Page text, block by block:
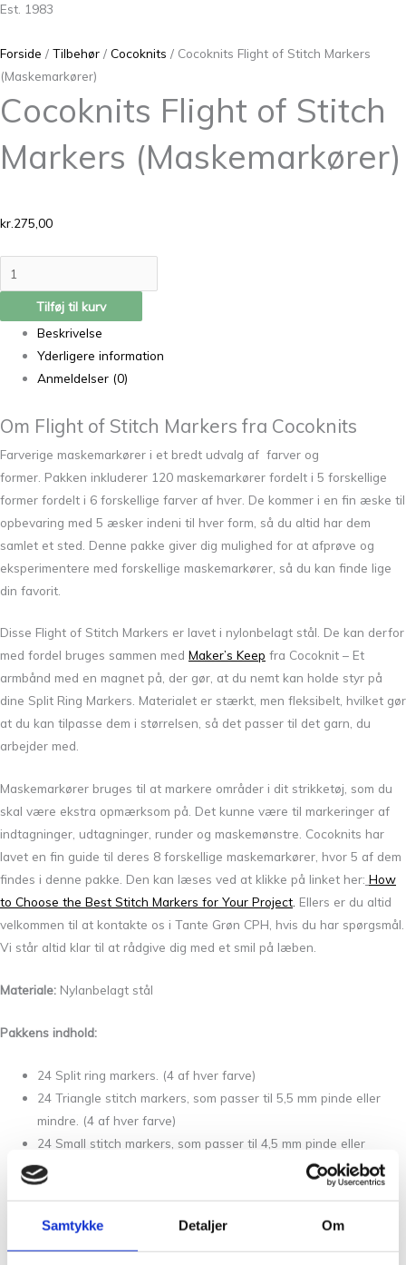
Samtykke Detaljer Om
Est. 1983
Forside / Tilbehør / Cocoknits / Cocoknits Flight of Stitch Markers
(Maskemarkører)
Cocoknits Flight of Stitch
Markers (Maskemarkører)
kr. 275,00
Tilføj til kurv
Beskrivelse
Yderligere information
Anmeldelser (0)
Om Flight of Stitch Markers fra Cocoknits
Farverige maskemarkører i et bredt udvalg af farver og
former. Pakken inkluderer 120 maskemarkører fordelt i 5 forskellige
former fordelt i 6 forskellige farver af hver. De kommer i en fin æske til
opbevaring med 5 æsker indeni til hver form, så du altid har dem
samlet et sted. Denne pakke giver dig mulighed for at afprøve og
eksperimentere med forskellige maskemarkører, så du kan finde lige
din favorit.
Disse Flight of Stitch Markers er lavet i nylonbelagt stål. De kan derfor
med fordel bruges sammen med Maker’s Keep fra Cocoknit – Et
armbånd med en magnet på, der gør, at du nemt kan holde styr på
dine Split Ring Markers. Materialet er stærkt, men fleksibelt, hvilket gør
at du kan tilpasse dem i størrelsen, så det passer til det garn, du
arbejder med.
Maskemarkører bruges til at markere områder i dit strikketøj, som du
skal være ekstra opmærksom på. Det kunne være til markeringer af
indtagninger, udtagninger, runder og maskemønstre. Cocoknits har
lavet en fin guide til deres 8 forskellige maskemarkører, hvor 5 af dem
findes i denne pakke. Den kan læses ved at klikke på linket her: How
to Choose the Best Stitch Markers for Your Project Ellers er du altid
velkommen til at kontakte os i Tante Grøn CPH, hvis du har spørgsmål.
Vi står altid klar til at rådgive dig med et smil på læben.
Materiale: Nylanbelagt stål
Pakkens indhold:
24 Split ring markers. (4 af hver farve)
24 Triangle stitch markers, som passer til 5,5 mm pinde eller
mindre. (4 af hver farve)
24 Small stitch markers, som passer til 4,5 mm pinde eller
mindre. (4 af hver farve)
24 Original stitch markers, som passer til 9 mm pinde eller
24 Jumbo stitch markers, som passer til 16 mm pinde eller
mindre. (4 af hver farve)